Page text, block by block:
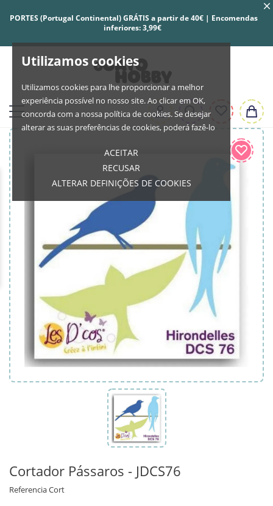
Utilizamos cookies
Utilizamos cookies para lhe proporcionar a melhor
experiência possível no nosso site. Ao clicar em OK,
concorda com a nossa política de cookies. Se desejar
alterar as suas preferências de cookies, poderá fazê-lo
ACEITAR
RECUSAR
ALTERAR DEFINIÇÕES DE COOKIES
PORTES (Portugal Continental) GRÁTIS a partir de 40€ | Encomendas
inferiores: 3,99€
Cortador Pássaros - JDCS76
ReferenciaCort